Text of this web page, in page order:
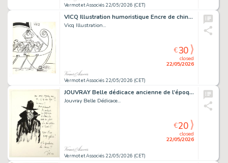
Vermot et Associés 22/05/2026 (CET)
VICQ Illustration humoristique Encre de chine signée...
Vicq Illustration...
Vermot et Associés 22/05/2026 (CET)
closed
22/05/2026
€30
JOUVRAY Belle dédicace ancienne de l’époque de l’album...
Jouvray Belle Dédicace...
Vermot et Associés 22/05/2026 (CET)
closed
22/05/2026
€20